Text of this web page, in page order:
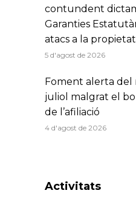
contundent
Garanties
atacs a la
5 d'agost de 2026
Foment alerta del
juliol malgrat el
de l’afiliació
4 d'agost de 2026
Activitats